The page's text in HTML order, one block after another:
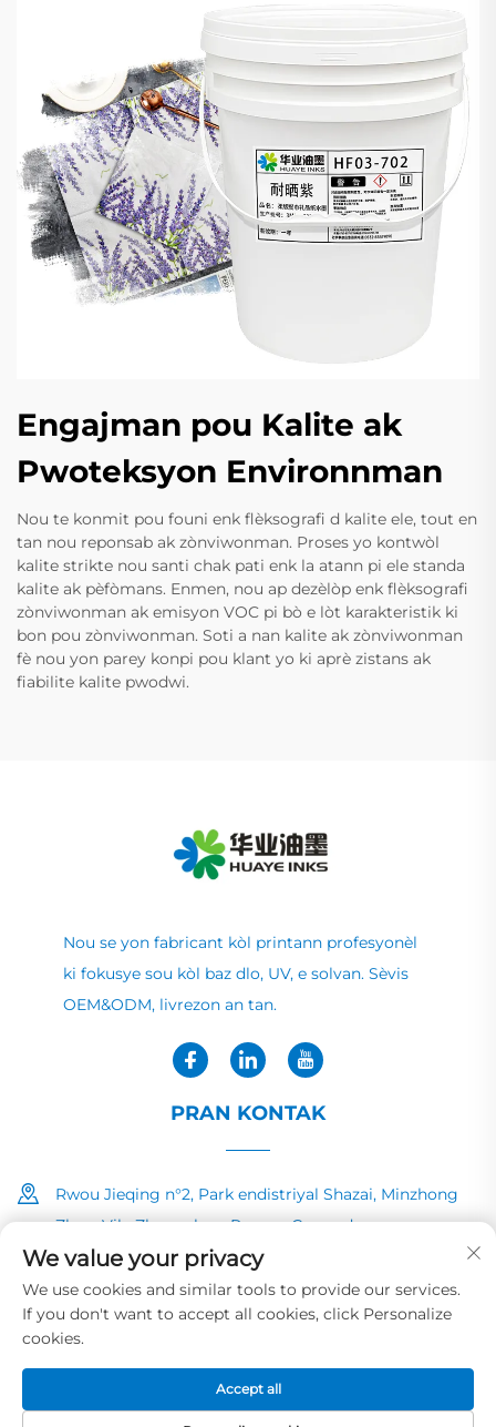
Engajman pou Kalite ak
Pwoteksyon Environnman
Nou te konmit pou founi enk flèksografi d kalite ele, tout en
tan nou reponsab ak zònviwonman. Proses yo kontwòl
kalite strikte nou santi chak pati enk la atann pi ele standa
kalite ak pèfòmans. Enmen, nou ap dezèlòp enk flèksografi
zònviwonman ak emisyon VOC pi bò e lòt karakteristik ki
bon pou zònviwonman. Soti a nan kalite ak zònviwonman
fè nou yon parey konpi pou klant yo ki aprè zistans ak
fiabilite kalite pwodwi.
Nou se yon fabricant kòl printann profesyonèl
ki fokusye sou kòl baz dlo, UV, e solvan. Sèvis
OEM&ODM, livrezon an tan.
PRAN KONTAK
Rwou Jieqing n°2, Park endistriyal Shazai, Minzhong
Zhen, Vila Zhongshan, Povens Guangdong
+86-13726040081
[email protected]
Dwa Aute © 2025 pa HUAYE INK&PAINT CO.,LTD
prive
We value your privacy
We use cookies and similar tools to provide our services.
If you don't want to accept all cookies, click Personalize
cookies.
Accept all